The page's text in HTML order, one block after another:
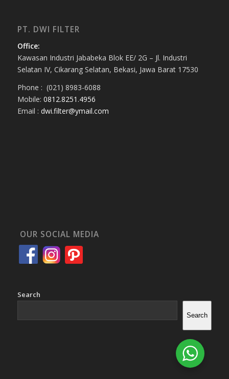
PT. DWI FILTER
Office:
Kawasan Industri Jababeka Blok EE/ 2G – Jl. Industri
Selatan IV, Cikarang Selatan, Bekasi, Jawa Barat 17530
Phone : (021) 8983-6088
Mobile: 0812.8251.4956
Email : dwi.filter@ymail.com
OUR SOCIAL MEDIA
Search
Search